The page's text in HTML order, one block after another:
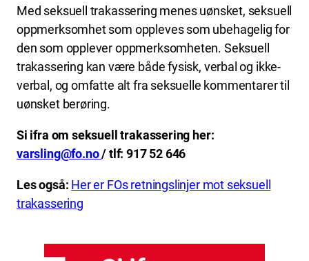
Med seksuell trakassering menes uønsket, seksuell
oppmerksomhet som oppleves som ubehagelig for
den som opplever oppmerksomheten. Seksuell
trakassering kan være både fysisk, verbal og ikke-
verbal, og omfatte alt fra seksuelle kommentarer til
uønsket berøring.
Si ifra om seksuell trakassering her:
varsling@fo.no/ tlf: 917 52 646
Les også: Her er FOs retningslinjer mot seksuell
trakassering